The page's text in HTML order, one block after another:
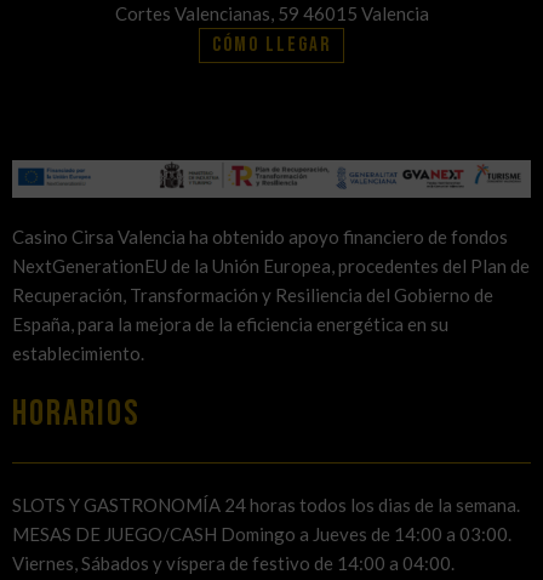
Cortes Valencianas, 59 46015 Valencia
Cómo llegar
Casino Cirsa Valencia ha obtenido apoyo financiero de fondos
NextGenerationEU de la Unión Europea, procedentes del Plan de
Recuperación, Transformación y Resiliencia del Gobierno de
España, para la mejora de la eficiencia energética en su
establecimiento.
HORARIOS
SLOTS Y GASTRONOMÍA 24 horas todos los dias de la semana.
MESAS DE JUEGO/CASH Domingo a Jueves de 14:00 a 03:00.
Viernes, Sábados y víspera de festivo de 14:00 a 04:00.